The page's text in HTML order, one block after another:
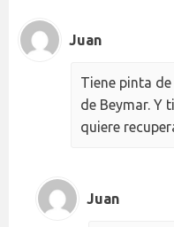
Juan
Tiene pinta de
de Beymar. Y
quiere
Juan